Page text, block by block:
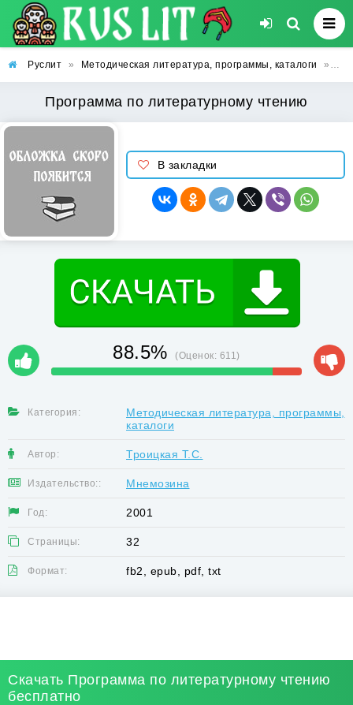
Руслит » Методическая литература, программы, каталоги »
Программа по литературному чтению
В закладки
88.5% (Оценок: 611)
Категория:
Методическая литература, программы,
каталоги
Автор: Троицкая Т.С.
Издательство:: Мнемозина
Год: 2001
Страницы: 32
Формат: fb2, epub, pdf, txt
Скачать Программа по литературному чтению
бесплатно